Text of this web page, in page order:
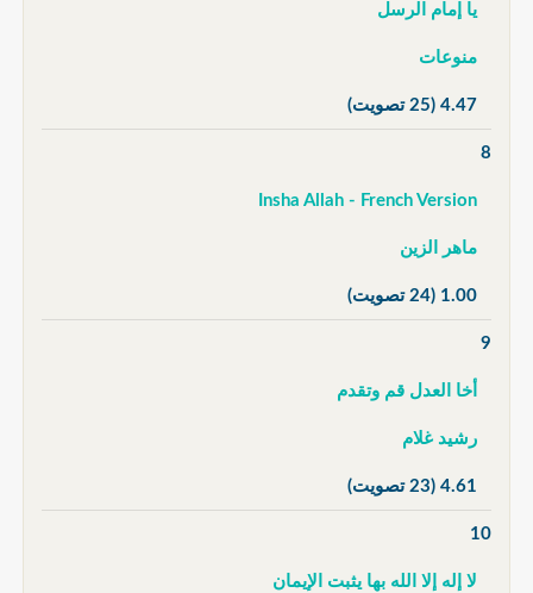
يا إمام الرسل
منوعات
4.47 (25 تصويت)
8
Insha Allah - French Version
ماهر الزين
1.00 (24 تصويت)
9
أخا العدل قم وتقدم
رشيد غلام
4.61 (23 تصويت)
10
لا إله إلا الله بها يثبت الإيمان